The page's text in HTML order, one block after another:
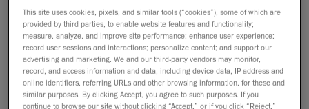
engenharia, anunciou hoje que a sua solução CMM
óptica portátil e os escaners 3D, que incluem o
MetraSCAN 3D, o C-Track e oHandyPROBE Next,
conquistou oBronzeno
International Design Excellence Awards(IDEA), um
concurso internacional de design realizado
This site uses cookies, pixels, and similar tools (“cookies”), some of which are
provided by third parties, to enable website features and functionality;
measure, analyze, and improve site performance; enhance user experience;
record user sessions and interactions; personalize content; and support our
advertising and marketing. We and our third-party vendors may monitor,
record, and access information and data, including device data, IP address and
online identifiers, referring URLs and other browsing information, for these and
similar purposes. By clicking Accept, you agree to such purposes. If you
continue to browse our site without clicking “Accept,” or if you click “Reject,”